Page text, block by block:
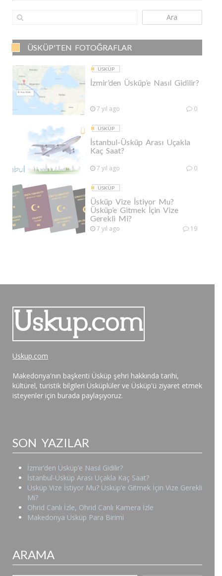
Ara
ÜSKÜP'TEN FOTOĞRAFLAR
ÜSKÜP
İzmir’den Üsküp’e Nasıl Gidilir?
7 yıl ago 0
ÜSKÜP
İstanbul-Üsküp Arası Uçakla
Kaç Saat?
7 yıl ago 0
ÜSKÜP
Üsküp Vize İstiyor Mu?
Üsküp’e Gitmek İçin Vize
Gerekli Mi?
7 yıl ago 19
Uskup.com
Makedonya'nın başkenti Üsküp şehri hakkında tarihi,
kültürel, turistik bilgileri Üsküplüler ve Üsküp'ü ziyaret etmek
isteyenler için burada paylaşıyoruz.
SON YAZILAR
İzmir’den Üsküp’e Nasıl Gidilir?
İstanbul-Üsküp Arası Uçakla Kaç Saat?
Üsküp Vize İstiyor Mu? Üsküp’e Gitmek İçin Vize Gerekli
Mi?
Ohrid Canlı İzle, Ohrid Canlı Kamera İzle
Makedonya Üsküp Para Birimi
ARAMA